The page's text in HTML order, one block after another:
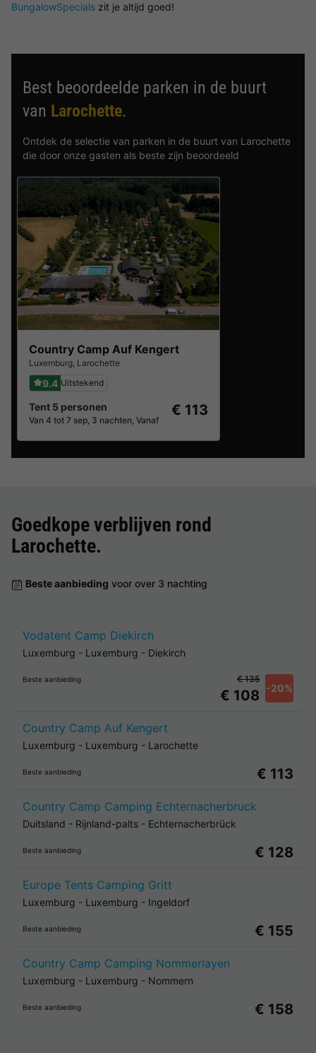
BungalowSpecials zit je altijd goed!
Best beoordeelde parken in de buurt
van Larochette.
Ontdek de selectie van parken in de buurt van Larochette
die door onze gasten als beste zijn beoordeeld
Country Camp Auf Kengert
Luxemburg, Larochette
9.4 Uitstekend
Tent 5 personen
Van 4 tot 7 sep, 3 nachten, Vanaf
€ 113
Goedkope verblijven rond
Larochette.
Beste aanbieding voor over 3 nachting
Vodatent Camp Diekirch
Luxemburg - Luxemburg - Diekirch
Beste aanbieding
€ 108 -20%
€ 135
Country Camp Auf Kengert
Luxemburg - Luxemburg - Larochette
Beste aanbieding € 113
Country Camp Camping Echternacherbruck
Duitsland - Rijnland-palts - Echternacherbrück
Beste aanbieding € 128
Europe Tents Camping Gritt
Luxemburg - Luxemburg - Ingeldorf
Beste aanbieding € 155
Country Camp Camping Nommerlayen
Luxemburg - Luxemburg - Nommern
Beste aanbieding € 158